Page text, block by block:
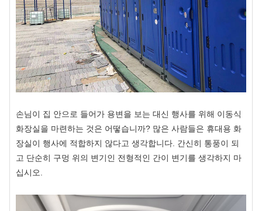
손님이 집 안으로 들어가 용변을 보는 대신 행사를 위해 이동식
화장실을 마련하는 것은 어떻습니까? 많은 사람들은 휴대용 화
장실이 행사에 적합하지 않다고 생각합니다. 간신히 통풍이 되
고 단순히 구멍 위의 변기인 전형적인 간이 변기를 생각하지 마
십시오.